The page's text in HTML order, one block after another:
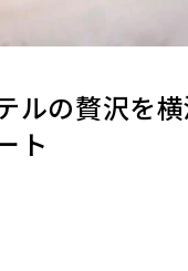
ルの贅沢を
ト